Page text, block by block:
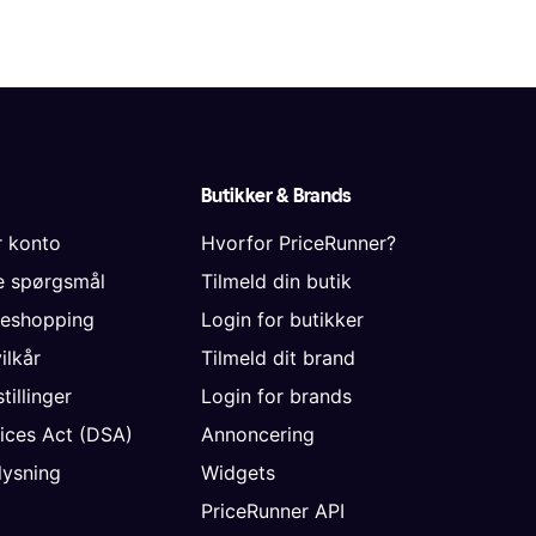
konto
spørgsmål
Act (DSA)
Butikker & Brands
Hvorfor PriceRunner?
Tilmeld din butik
Login for butikker
Tilmeld dit brand
Login for brands
Annoncering
Widgets
PriceRunner API